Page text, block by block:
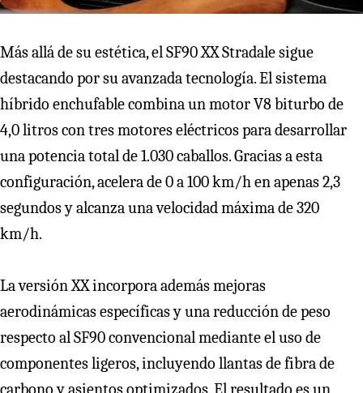
Más allá de su estética, el SF90 XX Stradale sigue
destacando por su avanzada tecnología. El sistema
híbrido enchufable combina un motor V8 biturbo de
4,0 litros con tres motores eléctricos para desarrollar
una potencia total de 1.030 caballos. Gracias a esta
configuración, acelera de 0 a 100 km/h en apenas 2,3
segundos y alcanza una velocidad máxima de 320
km/h.
La versión XX incorpora además mejoras
aerodinámicas específicas y una reducción de peso
respecto al SF90 convencional mediante el uso de
componentes ligeros, incluyendo llantas de fibra de
carbono y asientos optimizados. El resultado es un